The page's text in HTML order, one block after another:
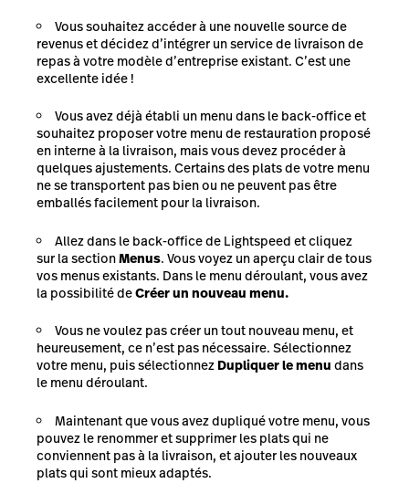
Vous souhaitez accéder à une nouvelle source de
revenus et décidez d’intégrer un service de livraison de
repas à votre modèle d’entreprise existant. C’est une
excellente idée !
Vous avez déjà établi un menu dans le back-office et
souhaitez proposer votre menu de restauration proposé
en interne à la livraison, mais vous devez procéder à
quelques ajustements. Certains des plats de votre menu
ne se transportent pas bien ou ne peuvent pas être
emballés facilement pour la livraison.
Allez dans le back-office de Lightspeed et cliquez
sur la sectionMenus. Vous voyez un aperçu clair de tous
vos menus existants. Dans le menu déroulant, vous avez
la possibilité deCréer un nouveau menu.
Vous ne voulez pas créer un tout nouveau menu, et
heureusement, ce n’est pas nécessaire. Sélectionnez
votre menu, puis sélectionnez Dupliquer le menu dans
le menu déroulant.
Maintenant que vous avez dupliqué votre menu, vous
pouvez le renommer et supprimer les plats qui ne
conviennent pas à la livraison, et ajouter les nouveaux
plats qui sont mieux adaptés.